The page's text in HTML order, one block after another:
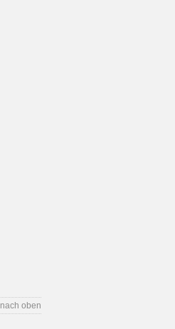
nach oben